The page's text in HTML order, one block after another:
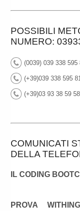
POSSIBILI
NUMERO:
(0039) 039 338 595
(+39)039 338 595
(+39)03 93 38 59
COMUNICATI
DELLA
IL CODING
PROVA